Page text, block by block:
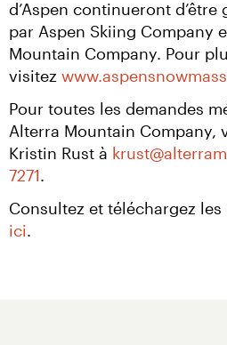
d’Aspen continueront
par Aspen Skiing Company
Mountain Company. Pour
visitez
Pour toutes les demandes
Alterra Mountain Company,
Kristin Rust à
7271.
ici.